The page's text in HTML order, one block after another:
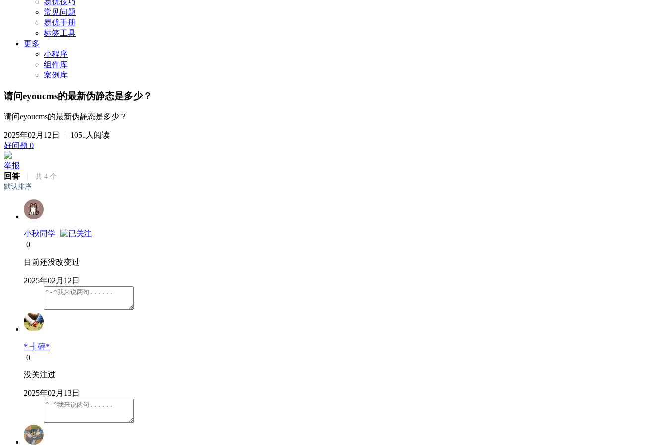
易优技巧
常见问题
易优手册
标签工具
更多
小程序
组件库
案例库
请问eyoucms的最新伪静态是多少？
请问eyoucms的最新伪静态是多少？
2025年02月12日 |
1051人阅读
好问题 0
举报
回答
共 4 个
默认排序
小秋同学
0
目前还没改变过
2025年02月12日
* ┨碎*
0
没关注过
2025年02月13日